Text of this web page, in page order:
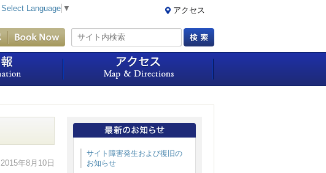
ご予約・空室確認
Select Language ▼ アクセス
周辺情報 アクセス
2015年8月10日
サイト障害発生および復旧の
お知らせ